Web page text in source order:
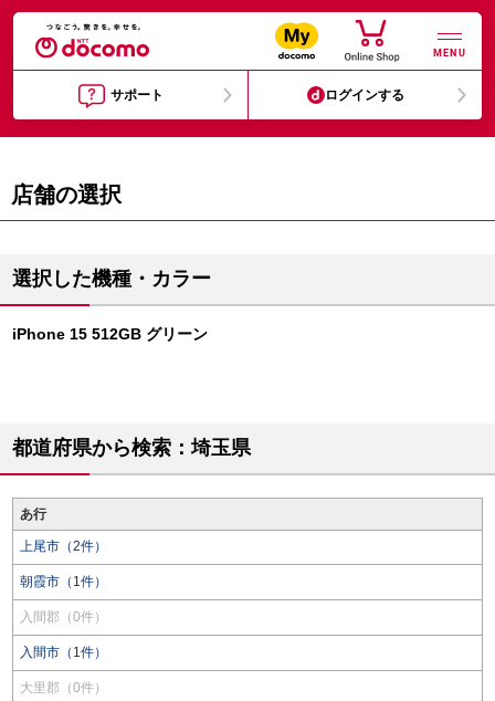
MENU
サポート ログインする
店舗の選択
選択した機種・カラー
iPhone 15 512GB グリーン
都道府県から検索：埼玉県
あ行
上尾市（2件）
朝霞市（1件）
入間郡（0件）
入間市（1件）
大里郡（0件）